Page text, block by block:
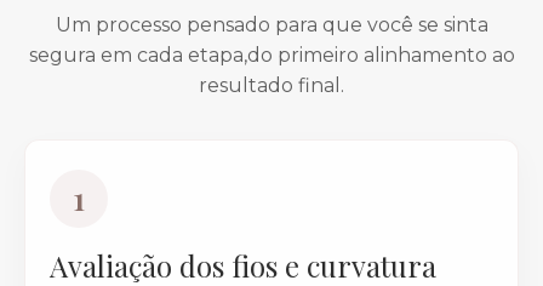
Um processo pensado para que você se sinta
segura em cada etapa,do primeiro alinhamento ao
resultado final.
1
Avaliação dos fios e curvatura